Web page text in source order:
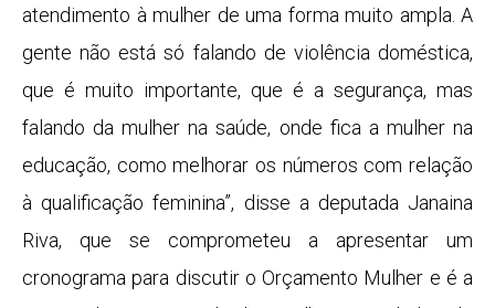
atendimento à mulher de uma forma muito ampla. A
gente não está só falando de violência doméstica,
que é muito importante, que é a segurança, mas
falando da mulher na saúde, onde fica a mulher na
educação, como melhorar os números com relação
à qualificação feminina”, disse a deputada Janaina
Riva, que se comprometeu a apresentar um
cronograma para discutir o Orçamento Mulher e é a